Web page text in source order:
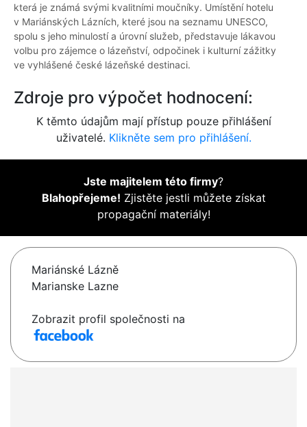
která je známá svými kvalitními moučníky. Umístění hotelu
v Mariánských Lázních, které jsou na seznamu UNESCO,
spolu s jeho minulostí a úrovní služeb, představuje lákavou
volbu pro zájemce o lázeňství, odpočinek i kulturní zážitky
ve vyhlášené české lázeňské destinaci.
Zdroje pro výpočet hodnocení:
K těmto údajům mají přístup pouze přihlášení
uživatelé. Klikněte sem pro přihlášení.
Jste majitelem této firmy?
Blahopřejeme! Zjistěte jestli můžete získat
propagační materiály!
Mariánské Lázně
Marianske Lazne
Zobrazit profil společnosti na